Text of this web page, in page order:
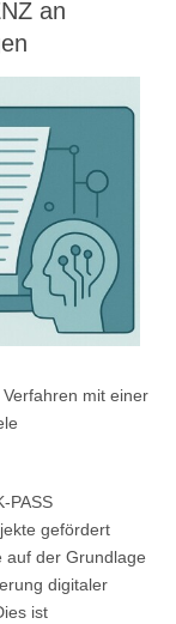
an
mit einer
PASS
gefördert
auf der Grundlage
digitaler
ist